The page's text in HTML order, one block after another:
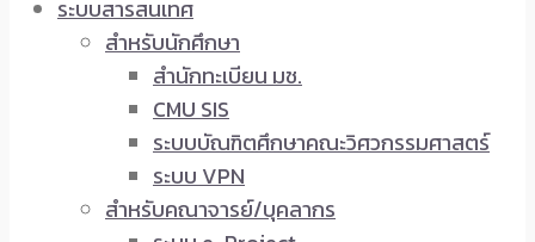
ระบบสารสนเทศ
สำหรับนักศึกษา
สำนักทะเบียน มช.
CMU SIS
ระบบบัณฑิตศึกษาคณะวิศวกรรมศาสตร์
ระบบ VPN
สำหรับคณาจารย์/บุคลากร